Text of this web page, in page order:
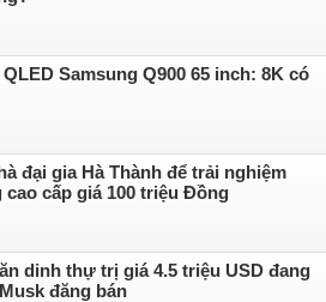
Samsung Q900 65 inch: 8K có
đại gia Hà Thành để trải nghiệm
cao cấp giá 100 triệu Đồng
dinh thự trị giá 4.5 triệu USD đang
đăng bán